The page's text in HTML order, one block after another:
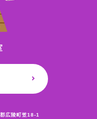
広陵町笠18-1